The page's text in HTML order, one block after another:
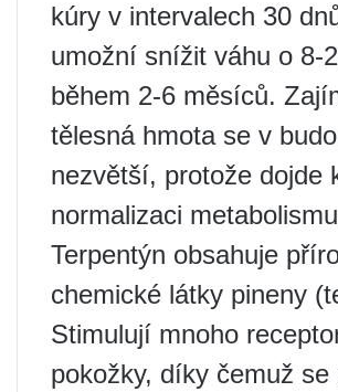
kúry v intervalech 30
umožní snížit váhu o 8-
během 2-6 měsíců.
tělesná hmota se v
nezvětší, protože dojde
normalizaci
Terpentýn obsahuje
chemické látky pineny
Stimulují mnoho
pokožky, díky čemuž se